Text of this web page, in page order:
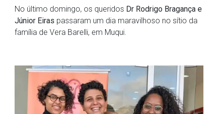
No último domingo, os queridos Dr Rodrigo Bragança e
Júnior Eiras passaram um dia maravilhoso no sítio da
família de Vera Barelli, em Muqui.